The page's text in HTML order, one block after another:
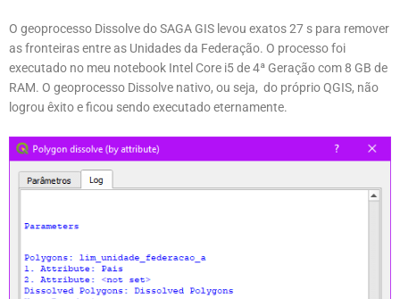
O geoprocesso Dissolve do SAGA GIS levou exatos 27 s para remover
as fronteiras entre as Unidades da Federação. O processo foi
executado no meu notebook Intel Core i5 de 4ª Geração com 8 GB de
RAM. O geoprocesso Dissolve nativo, ou seja, do próprio QGIS, não
logrou êxito e ficou sendo executado eternamente.